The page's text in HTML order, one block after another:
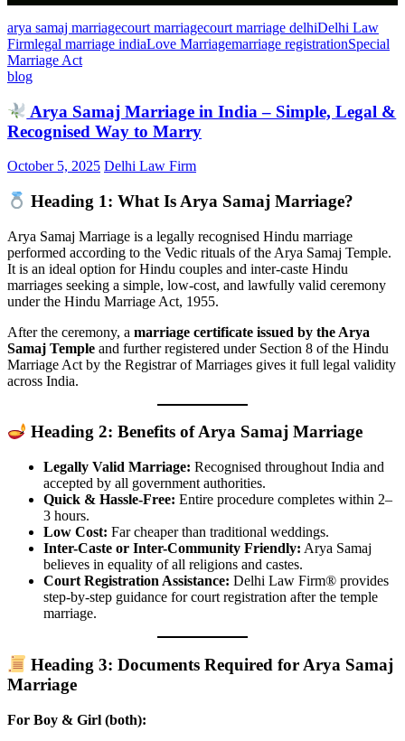
arya samaj marriagecourt marriagecourt marriage delhiDelhi Law
Firmlegal marriage indiaLove Marriagemarriage registrationSpecial
Marriage Act
blog
Arya Samaj Marriage in India – Simple, Legal &
Recognised Way to Marry
October 5, 2025 Delhi Law Firm
Heading 1: What Is Arya Samaj Marriage?
Arya Samaj Marriage is a legally recognised Hindu marriage
performed according to the Vedic rituals of the Arya Samaj Temple.
It is an ideal option for Hindu couples and inter-caste Hindu
marriages seeking a simple, low-cost, and lawfully valid ceremony
under the Hindu Marriage Act, 1955.
After the ceremony, a marriage certificate issued by the Arya
Samaj Temple and further registered under Section 8 of the Hindu
Marriage Act by the Registrar of Marriages gives it full legal validity
across India.
Heading 2: Benefits of Arya Samaj Marriage
Legally Valid Marriage: Recognised throughout India and
accepted by all government authorities.
Quick & Hassle-Free: Entire procedure completes within 2–
3 hours.
Low Cost: Far cheaper than traditional weddings.
Inter-Caste or Inter-Community Friendly: Arya Samaj
believes in equality of all religions and castes.
Court Registration Assistance: Delhi Law Firm® provides
step-by-step guidance for court registration after the temple
marriage.
Heading 3: Documents Required for Arya Samaj
Marriage
For Boy & Girl (both):